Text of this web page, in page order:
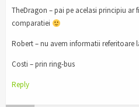
TheDragon – pai pe acelasi principiu ar
comparatiei
Robert – nu avem informatii referitoare
Costi – prin ring-bus
Reply